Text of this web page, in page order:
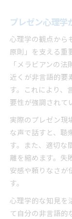
プレゼン心理学
心理学の観点から
原則」を支える重
「メラビアンの
近くが非言語的要
す。これにより、
要性が強調されて
実際のプレゼン現
な声で話すと、聴
す。また、適切な
離を縮めます。失
安感や頼りなさが
す。
心理学的な知見を
て自分の非言語的